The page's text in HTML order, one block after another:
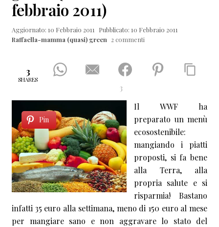
famiglie
(quasi)
green
febbraio 2011)
Aggiornato: 10 Febbraio 2011
Pubblicato: 10 Febbraio 2011
Raffaella-mamma (quasi) green 2 commenti
3
SHARES
3
Pin
Il WWF ha
preparato un menù
ecosostenibile:
mangiando i piatti
proposti, si fa bene
alla Terra, alla
propria salute e si
risparmia! Bastano
infatti 35 euro alla settimana, meno di 150 euro al mese
per mangiare sano e non aggravare lo stato del